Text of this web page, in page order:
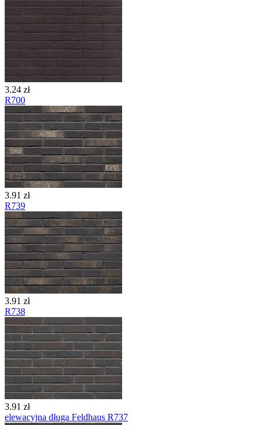
3.24 zł
R700
3.91 zł
R739
3.91 zł
R738
3.91 zł
elewacyjna długa Feldhaus R737